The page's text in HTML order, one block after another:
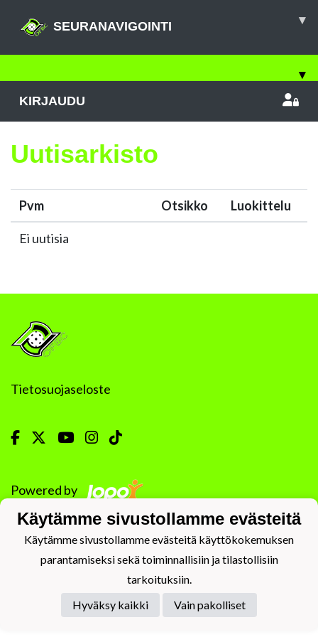
SEURANAVIGOINTI ▾
▾
KIRJAUDU
Uutisarkisto
Pvm Otsikko Luokittelu
Ei uutisia
Tietosuojaseloste
Powered by
Käytämme sivustollamme evästeitä
Käytämme sivustollamme evästeitä käyttökokemuksen
parantamiseksi sekä toiminnallisiin ja tilastollisiin
tarkoituksiin.
Hyväksy kaikki
Vain pakolliset